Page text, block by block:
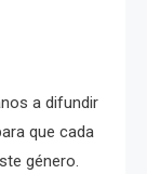
a difundir
que cada
género.